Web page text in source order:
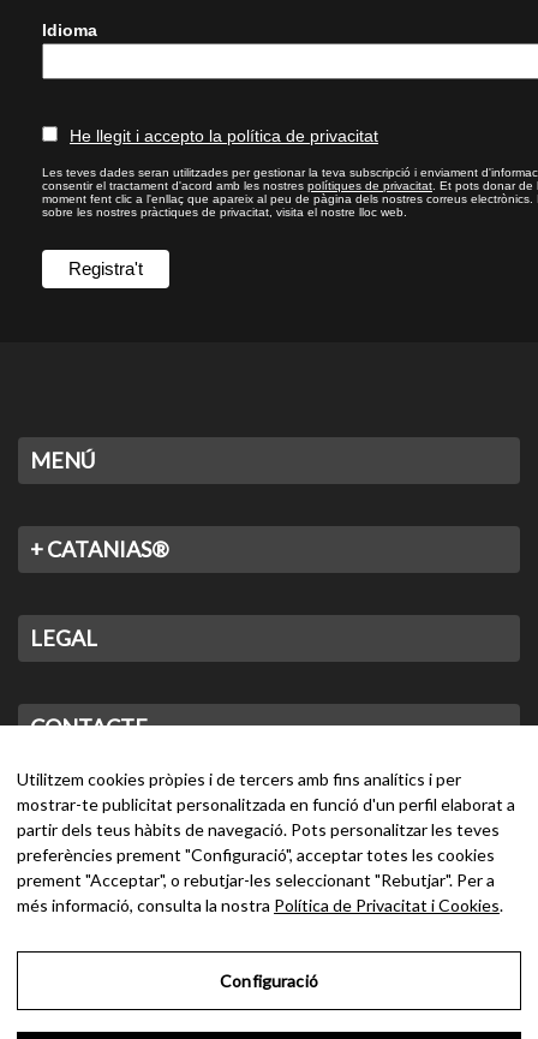
Idioma
He llegit i accepto la política de privacitat
Les teves dades seran utilitzades per gestionar la teva subscripció i enviament
consentir el tractament d'acord amb les nostres polítiques de privacitat . Et pots donar
moment fent clic a l'enllaç que apareix al peu de pàgina dels nostres correus electrònics.
sobre les nostres pràctiques de privacitat, visita el nostre lloc web.
MENÚ
+ CATANIAS®
LEGAL
CONTACTE
Utilitzem cookies pròpies i de tercers amb fins analítics i per
mostrar-te publicitat personalitzada en funció d'un perfil elaborat a
partir dels teus hàbits de navegació. Pots personalitzar les teves
preferències prement "Configuració", acceptar totes les cookies
prement "Acceptar", o rebutjar-les seleccionant "Rebutjar". Per a
més informació, consulta la nostra Política de Privacitat i Cookies.
Configuració